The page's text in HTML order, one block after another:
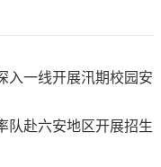
入一线开展汛期校园安
队赴六安地区开展招生